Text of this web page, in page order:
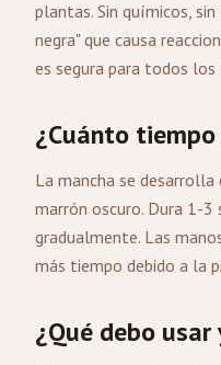
plantas. Sin químicos,
negra" que causa
es segura para todos los
¿Cuánto
La mancha se
marrón oscuro. Dura 1-3
gradualmente. Las
más tiempo debido a la
¿Qué debo